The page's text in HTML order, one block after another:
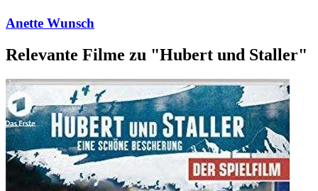
Anette Wunsch
Relevante Filme zu "Hubert und Staller"